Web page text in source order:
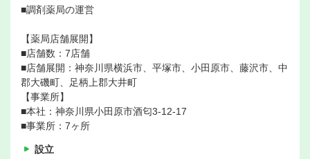
■調剤薬局の運営
【薬局店舗展開】
■店舗数：7店舗
■店舗展開：神奈川県横浜市、平塚市、小田原市、藤沢市、中
郡大磯町、足柄上郡大井町
【事業所】
■本社：神奈川県小田原市酒匂3-12-17
■事業所：7ヶ所
設立